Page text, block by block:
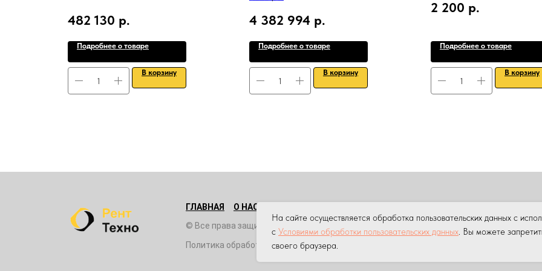
482 130 р.
Подробнее о товаре
В корзину
4 382 994 р.
Подробнее о товаре
В корзину
2 200 р.
Подробнее о товаре
В корзину
ГЛАВНАЯ О НАС
© Все права защищены. Копирование материалов данного сайта без разрешения
Политика обработки персональных данных на сайте
На сайте осуществляется обработка пользовательских данных с
с Условиями обработки пользовательских данных. Вы можете
своего браузера.